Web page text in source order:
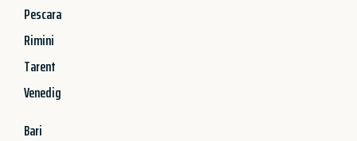
Pescara
Rimini
Tarent
Venedig
Bari